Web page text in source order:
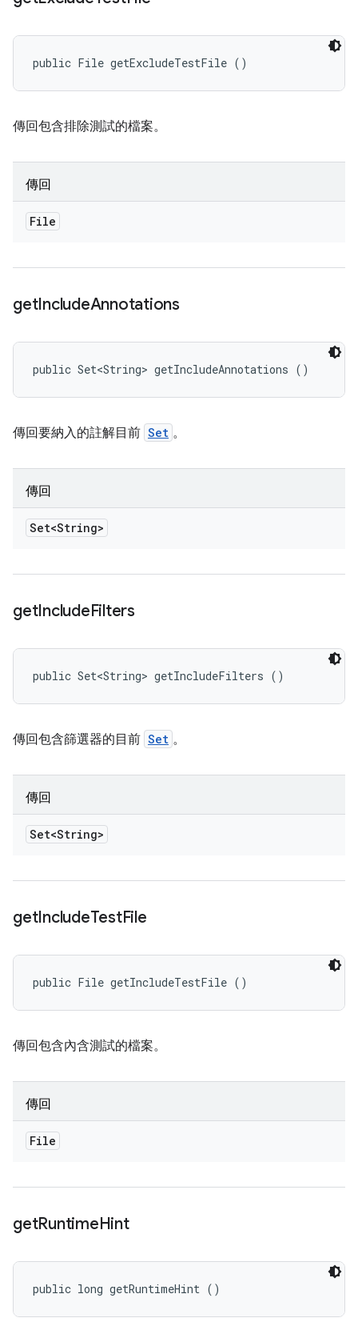
public File getExcludeTestFile ()
傳回包含排除測試的檔案。
傳回
File
getIncludeAnnotations
public Set<String> getIncludeAnnotations ()
傳回要納入的註解目前 Set 。
傳回
Set<String>
getIncludeFilters
public Set<String> getIncludeFilters ()
傳回包含篩選器的目前 Set 。
傳回
Set<String>
getIncludeTestFile
public File getIncludeTestFile ()
傳回包含內含測試的檔案。
傳回
File
getRuntimeHint
public long getRuntimeHint ()